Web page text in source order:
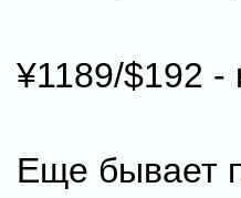
¥1189/$192 -
Еще бывает